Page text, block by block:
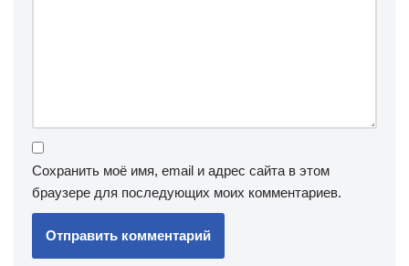
Сохранить моё имя, email и адрес сайта в этом
браузере для последующих моих комментариев.